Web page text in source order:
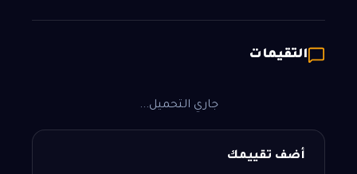
التقيمات
جاري التحميل...
أضف تقييمك